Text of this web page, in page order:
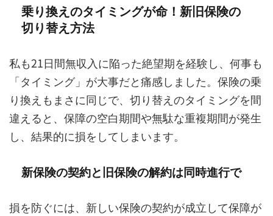
乗り換えのタイミングが命！新旧保険の
切り替え方法
私も21日間無収入に陥った絶望期を経験し、何事も
「タイミング」が大事だと痛感しました。保険の乗
り換えもまさに同じで、切り替えのタイミングを間
違えると、保障の空白期間や無駄な重複期間が発生
し、結果的に損をしてしまいます。
新保険の契約と旧保険の解約は同時進行で
損を防ぐには、新しい保険の契約が成立して保障が